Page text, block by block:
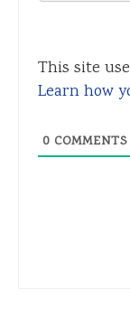
This site
Learn how
0 COMMENTS